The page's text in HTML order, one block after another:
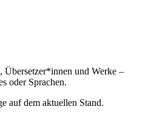
und Werke –
oder Sprachen.
auf dem aktuellen Stand.